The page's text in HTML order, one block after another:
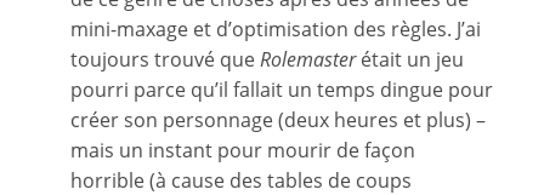
mini-maxage et d’optimisation des règles. J’ai
toujours trouvé queRolemasterétait un jeu
pourri parce qu’il fallait un temps dingue pour
créer son personnage (deux heures et plus) –
mais un instant pour mourir de façon
horrible (à cause des tables de coups